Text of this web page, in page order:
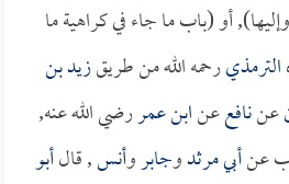
أو (باب ما جاء في كراهية ما
الترمذيرحمه الله من طريقزيد بن
عننافععنابن عمررضي الله عنه,
عنأبي مرثدوجابروأنس, قالأبو